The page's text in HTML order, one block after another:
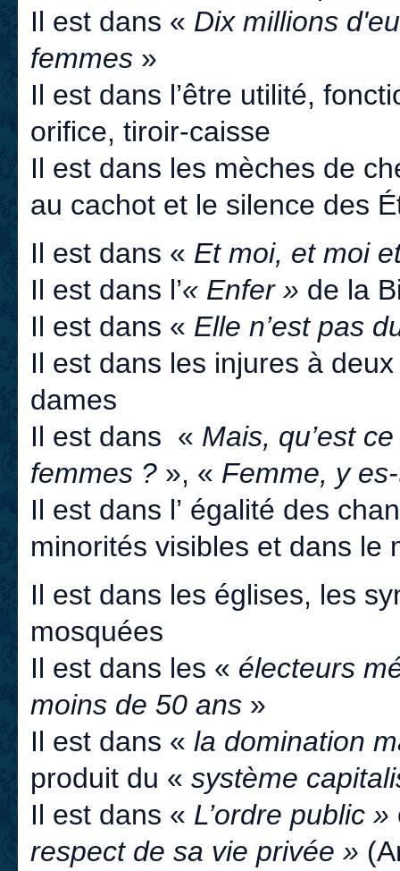
Il est dans « Dix millions
femmes»
Il est dans l’être utilité,
orifice, tiroir-caisse
Il est dans les mèches de
au cachot et le silence des
Il est dans « Et moi, et moi
Il est dans l’« Enfer » de la
Il est dans « Elle n’est pas
Il est dans les injures à
dames
Il est dans « Mais, qu’est
femmes ?», « Femme, y
Il est dans l’ égalité des
minorités visibles et dans le
Il est dans les églises, les
mosquées
Il est dans les « électeurs
moins de 50 ans»
Il est dans « la domination
produit du « système
Il est dans « L’ordre public »
respect de sa vie privée »